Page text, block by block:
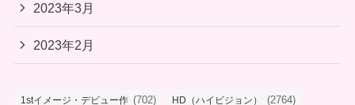
2023年3月
2023年2月
1stイメージ・デビュー作 (702) HD（ハイビジョン） (2764)